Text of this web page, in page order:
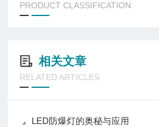
PRODUCT CLASSIFICATION
相关文章
RELATED ARTICLES
LED防爆灯的奥秘与应用